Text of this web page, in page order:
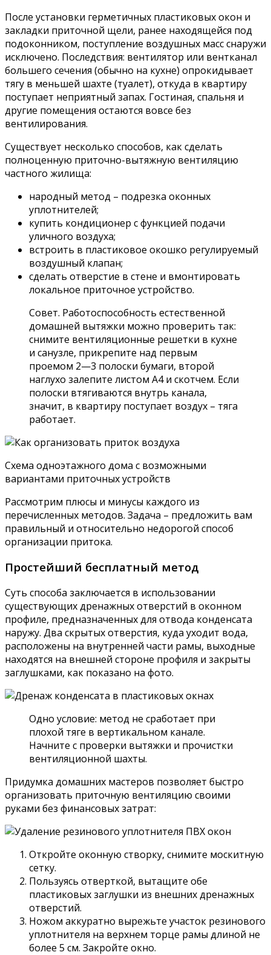
После установки герметичных пластиковых окон и
закладки приточной щели, ранее находящейся под
подоконником, поступление воздушных масс снаружи
исключено. Последствия: вентилятор или вентканал
большего сечения (обычно на кухне) опрокидывает
тягу в меньшей шахте (туалет), откуда в квартиру
поступает неприятный запах. Гостиная, спальня и
другие помещения остаются вовсе без
вентилирования.
Существует несколько способов, как сделать
полноценную приточно-вытяжную вентиляцию
частного жилища:
народный метод – подрезка оконных
уплотнителей;
купить кондиционер с функцией подачи
уличного воздуха;
встроить в пластиковое окошко регулируемый
воздушный клапан;
сделать отверстие в стене и вмонтировать
локальное приточное устройство.
Совет. Работоспособность естественной
домашней вытяжки можно проверить так:
снимите вентиляционные решетки в кухне
и санузле, прикрепите над первым
проемом 2—3 полоски бумаги, второй
наглухо залепите листом А4 и скотчем. Если
полоски втягиваются внутрь канала,
значит, в квартиру поступает воздух – тяга
работает.
Схема одноэтажного дома с возможными
вариантами приточных устройств
Рассмотрим плюсы и минусы каждого из
перечисленных методов. Задача – предложить вам
правильный и относительно недорогой способ
организации притока.
Простейший бесплатный метод
Суть способа заключается в использовании
существующих дренажных отверстий в оконном
профиле, предназначенных для отвода конденсата
наружу. Два скрытых отверстия, куда уходит вода,
расположены на внутренней части рамы, выходные
находятся на внешней стороне профиля и закрыты
заглушками, как показано на фото.
Одно условие: метод не сработает при
плохой тяге в вертикальном канале.
Начните с проверки вытяжки и прочистки
вентиляционной шахты.
Придумка домашних мастеров позволяет быстро
организовать приточную вентиляцию своими
руками без финансовых затрат:
Откройте оконную створку, снимите москитную
сетку.
Пользуясь отверткой, вытащите обе
пластиковых заглушки из внешних дренажных
отверстий.
Ножом аккуратно вырежьте участок резинового
уплотнителя на верхнем торце рамы длиной не
более 5 см. Закройте окно.